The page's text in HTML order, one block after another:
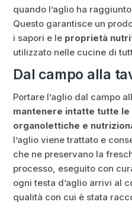
quando l’aglio ha
Questo garantisce un
i sapori e le proprietà
utilizzato nelle cucine di
Dal campo alla
Portare l’aglio dal campo
mantenere intatte tutte
organolettiche e
l’aglio viene trattato e
che ne preservano la
processo, eseguito con
ogni testa d’aglio arrivi al
qualità con cui è stata